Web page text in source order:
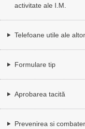
activitate ale I.M.
Telefoane utile ale
Formulare tip
Aprobarea tacită
Prevenirea si